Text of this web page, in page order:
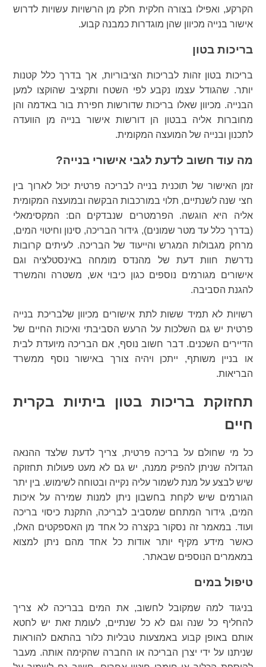
הקרקע, ואפילו בצורה חלקית חלק מן הרשויות עשויות לדרוש
אישור בנייה מכיוון שהן מוגדרות כמבנה קבוע.
בריכות בטון
בריכות בטון זהות לבריכות הציבוריות, אך בדרך כלל קטנות
יותר. שהגודל עצמו נקבע לפי השטח ותקציב שהוקצו למען
הבנייה. מכיוון שאלו בריכות שדורשות חפירת בור באדמה והן
מחוברות אליה בבטון הן דורשות אישור בנייה מן הוועדה
לתכנון ובנייה של המועצה המקומית.
מה עוד חשוב לדעת לגבי אישורי בנייה?
זמן האישור של תוכנית בנייה לבריכה פרטית יכול לארוך בין
חצי שנה לשנתיים, תלוי במורכבות הבקשה ובמועצה המקומית
אליה היא הוגשה. הפרמטרים שנבדקים הם: המקסימאלי
(בדרך כלל עד מטר שמונים), גידור הבריכה, סינון וחיטוי המים,
מרחק מגבולות המגרש והייעוד של הבריכה. לעיתים קרובות
נדרשת חוות דעת של מהנדס מומחה באינסטלציה וגם
אישורים מגורמים נוספים כגון כיבוי אש, משטרה והמשרד
להגנת הסביבה.
רשויות לא תמיד ששות לתת אישורים מכיוון שלבריכת בנייה
פרטית יש גם השלכות על הרעש הסביבתי ואיכות החיים של
הדיירים השכנים. דבר חשוב נוסף, אם הבריכה מיועדת לבית
או בניין משותף, ייתכן ויהיה צורך באישור נוסף ממשרד
הבריאות.
תחזוקת בריכות בטון ביתיות בקרית
חיים
כל מי שחולם על בריכה פרטית, צריך לדעת שלצד ההנאה
הגדולה שניתן להפיק ממנה, יש גם לא מעט פעולות תחזוקה
שיש לבצע על מנת לשמור עליה נקייה ובטוחה לשימוש. בין יתר
הגורמים שיש לקחת בחשבון ניתן למנות שמירה על איכות
המים, גידור המתחם שמסביב לבריכה, התקנת כיסוי בריכה
ועוד. במאמר זה נסקור בקצרה כל אחד מן האספקטים האלו,
כאשר מידע מקיף יותר אודות כל אחד מהם ניתן למצוא
במאמרים הנוספים שבאתר.
טיפול במים
בניגוד למה שמקובל לחשוב, את המים בבריכה לא צריך
להחליף כל שנה וגם לא כל שנתיים, לעומת זאת יש לחטא
אותם באופן קבוע באמצעות טבליות כלור בהתאם להוראות
שניתנו על ידי יצרן הבריכה או החברה שהקימה אותה. מעבר